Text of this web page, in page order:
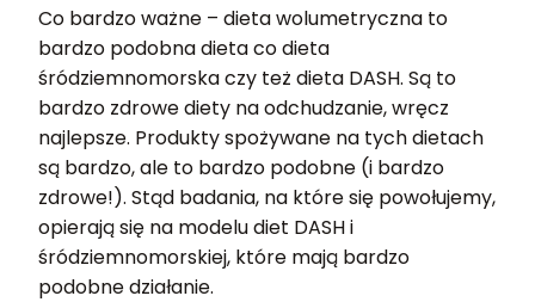
Co bardzo ważne – dieta wolumetryczna to
bardzo podobna dieta co dieta
śródziemnomorska czy też dieta DASH. Są to
bardzo zdrowe diety na odchudzanie, wręcz
najlepsze. Produkty spożywane na tych dietach
są bardzo, ale to bardzo podobne (i bardzo
zdrowe!). Stąd badania, na które się powołujemy,
opierają się na modelu diet DASH i
śródziemnomorskiej, które mają bardzo
podobne działanie.